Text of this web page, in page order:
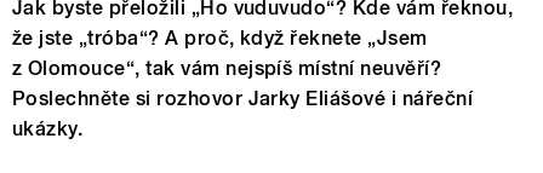
Jak byste přeložili „Ho vuduvudo“? Kde vám řeknou,
že jste „tróba“? A proč, když řeknete „Jsem
z Olomouce“, tak vám nejspíš místní neuvěří?
Poslechněte si rozhovor Jarky Eliášové i nářeční
ukázky.